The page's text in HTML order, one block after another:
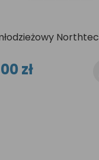
Northtec
zł